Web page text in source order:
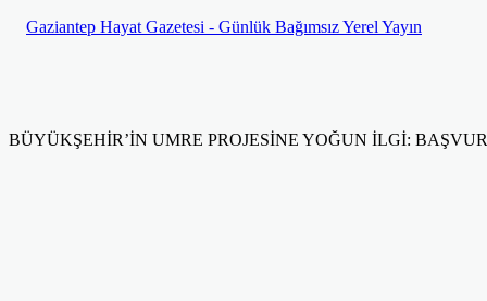
BÜYÜKŞEHİR’İN UMRE PROJESİNE YOĞUN İLGİ: